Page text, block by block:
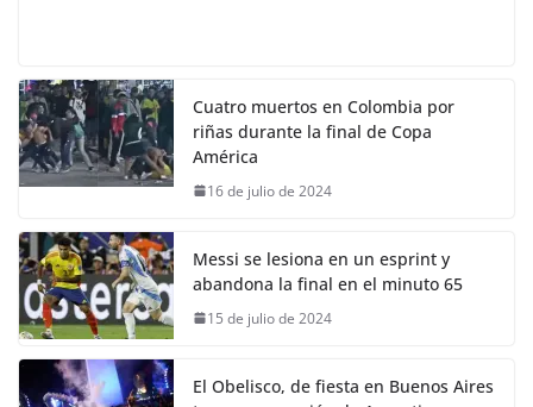
Cuatro muertos en Colombia por
riñas durante la final de Copa
América
16 de julio de 2024
Messi se lesiona en un esprint y
abandona la final en el minuto 65
15 de julio de 2024
El Obelisco, de fiesta en Buenos Aires